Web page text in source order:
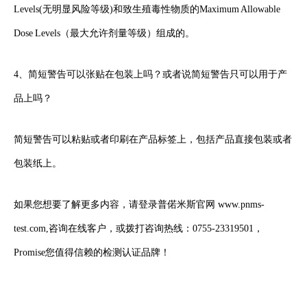
Levels(无明显风险等级)和致生殖毒性物质的Maximum Allowable
Dose Levels（最大允许剂量等级）组成的。
4、 简短警告可以张贴在包装上吗？或者说简短警告只可以用于产
品上吗？
简短警告可以粘贴或者印刷在产品标签上，包括产品直接包装或者
包装纸上。
如果您想要了解更多内容，请登录普偌米斯官网 www.pnms-
test.com,咨询在线客户，或拨打咨询热线： 0755-23319501，
Promise您值得信赖的检测认证品牌！